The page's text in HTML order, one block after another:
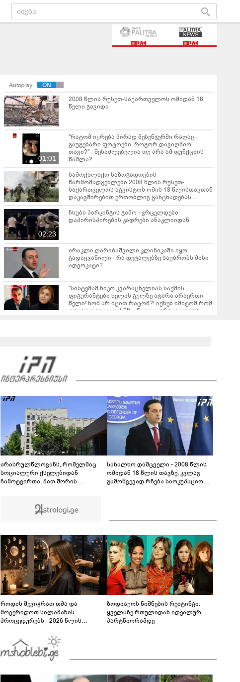
LIVE LIVE
Autoplay
2008 წლის რუსეთ-საქართველოს ომიდან 18
წელი გავიდა
01:01
"რატომ იყრება პირად მესენჯერში რაღაც
გაუგებარი ფოტოები, როგორ დავაღწიო
თავი?" - შესაძლებელია თუ არა ამ ფუნქციის
წაშლა?
სამოქალაქო საზოგადოების
წარმომადგენლები 2008 წლის რუსეთ-
საქართველოს აგვისტოს ომის 18 წლისთავთან
დაკავშირებით ერთობლივ განცხადებას
ავრცელებენ
02:23
ჩხუბი პარკინგის გამო - ვრცელდება
დაპირისპირების კადრები ანაკლიიდან
ირაკლი ღარიბაშვილი კლინიკაში იყო
გადაყვანილი - რა დეტალებზე საუბრობს მისი
ადვოკატი?
"სისტემამ ნიკო კვარაცხელიას საქმის
ფიგურანტები ხელის გულზე ატარა არაერთი
წელი! ხომ არ იცით რატომ?! იქნებ იმიტომ რომ
თავად დაუკვეთეს?!“ – ნიკო კვარაცხელიას
01:43
"ეს არის სამარცხვინო, ამაზრზენია ასეთი
განცხადების მოსმენა, ამას აუცილებლად
სჭირდება საზოგადოების სათანადო რეაქცია" -
ირაკლი კობახიძე
01:19
ვრცელდება კადრები რუსთაველიდან, სადაც
სატვირთო გადაბრუნდა - მანქანაში
მცირეწლოვანიც იმყოფებოდა
არასრულწლოვანს, რომელმაც
სოციალური ქსელებიდან
ჩამოტვირთა, მათ შორის
მიანიჭა პორნოგრაფიული
იერსახე და შეურაცხმყოფელ
სახალხო დამცველი - 2008 წლის
ომიდან 18 წლის თავზე, კვლავ
გამოწვევად რჩება საოკუპაციო
როდის შევიჭრათ თმა და
მოვერიდოთ სილამაზის
პროცედურებს - 2026 წლის
გზამკვლევი
ზოდიაქოს ნიშნების რეიტინგი:
ყველაზე რთულიდან იდეალურ
პარტნიორამდე